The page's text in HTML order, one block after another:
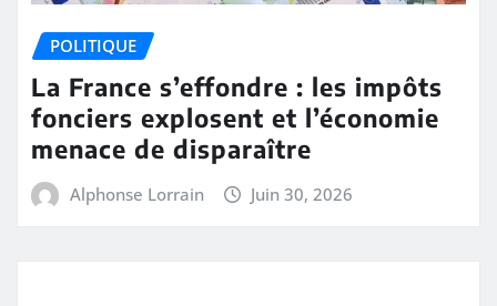
POLITIQUE
La France s’effondre : les impôts
fonciers explosent et l’économie
menace de disparaître
Alphonse Lorrain Juin 30, 2026